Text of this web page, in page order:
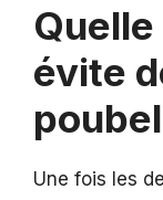
évite
Une fois les